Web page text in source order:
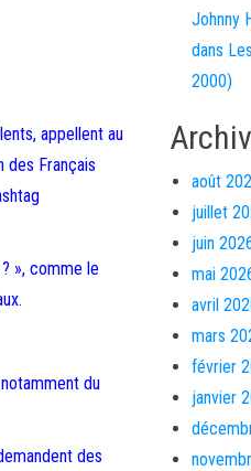
appellent au
des Français
», comme le
du
des
Johnny
dans
2000)
août
juillet
juin
mai
avril
mars
février
janvier